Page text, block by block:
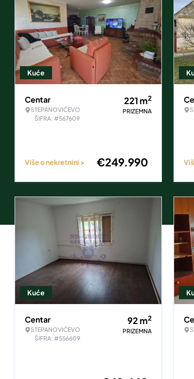
Kuće
Centar
STEPANOVIĆEVO
ŠIFRA: #567609
221 m2
PRIZEMNA
Više o nekretnini > €249.990
Kuće
Centar
STEPANOVIĆEVO
ŠIFRA: #556609
92 m2
PRIZEMNA